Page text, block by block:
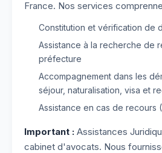
France. Nos services
Constitution et vérification de
Assistance à la recherche de
préfecture
Accompagnement dans les
séjour, naturalisation, visa et
Assistance en cas de recours
Important : Assistances
cabinet d'avocats. Nous